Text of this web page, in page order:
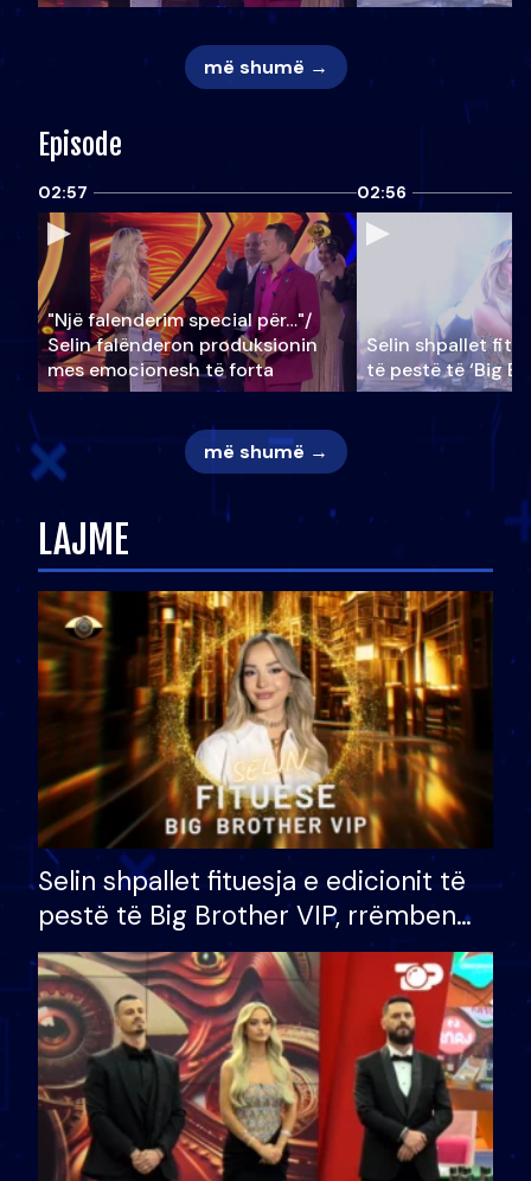
më shumë →
Episode
02:57
"Një falenderim special për…"/
Selin falënderon produksionin
mes emocionesh të forta
02:56
Selin shpallet
të pestë të ‘Big
më shumë →
LAJME
Selin shpallet fituesja e edicionit të
pestë të Big Brother VIP, rrëmben
çmimin e madh prej 100 mijë eurosh